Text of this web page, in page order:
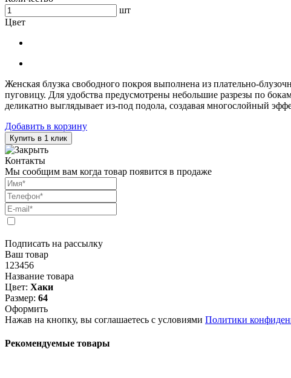
шт
Цвет
Женская блузка свободного покроя выполнена из плательно-
пуговицу. Для удобства предусмотрены небольшие разрезы по
деликатно выглядывает из-под подола, создавая многослойный
Добавить в корзину
Купить в 1 клик
Контакты
Мы сообщим вам когда товар появится в продаже
Подписать на рассылку
Ваш товар
123456
Название товара
Цвет: Хаки
Размер: 64
Оформить
Нажав на кнопку, вы соглашаетесь с условиями Политики
Рекомендуемые товары